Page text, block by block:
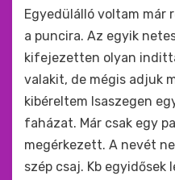
monkey
Egyedülálló voltam már
a puncira. Az egyik
kifejezetten olyan
valakit, de mégis adjuk
kibéreltem Isaszegen
faházat. Már csak egy
megérkezett. A nevét
szép csaj. Kb